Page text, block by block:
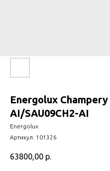
Energolux Champery
AI/SAU09CH2-AI
Energolux
Артикул: 101326
63800,00 р.